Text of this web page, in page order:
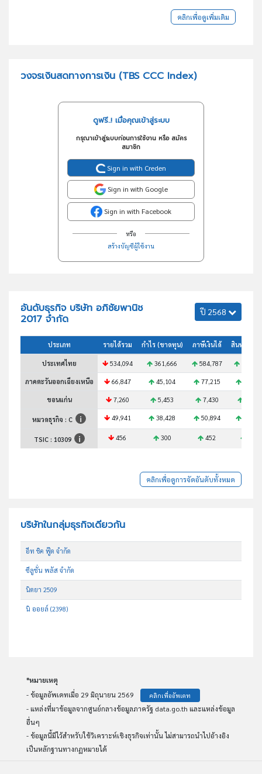
คลิกเพื่อดูเพิ่มเติม
วงจรเงินสดทางการเงิน (TBS CCC Index)
ดูฟรี..! เมื่อคุณเข้าสู่ระบบ
กรุณาเข้าสู่ระบบก่อนการใช้งาน หรือ สมัคร
สมาชิก
Sign in with Creden
Sign in with Google
Sign in with Facebook
หรือ
สร้างบัญชีผู้ใช้งาน
อันดับธุรกิจ บริษัท อภิชัยพานิช
2017 จำกัด
ปี 2568
ประเภท รายได้รวม กำไร (ขาดทุน) ภาษีเงินได้ สินทรัพย์ร
ประเทศไทย 534,094 361,666 584,787
ภาคตะวันออกเฉียงเหนือ 66,847 45,104 77,215
ขอนแก่น 7,260 5,453 7,430
หมวดธุรกิจ : C 49,941 38,428 50,894
TSIC : 10309 456 300 452
คลิกเพื่อดูการจัดอันดับทั้งหมด
บริษัทในกลุ่มธุรกิจเดียวกัน
อีท ชิค ฟู๊ด จำกัด
ซีลูชั่น พลัส จำกัด
นิตยา 2509
นิ ออยล์ (2398)
*หมายเหตุ
- ข้อมูลอัพเดทเมื่อ 29 มิถุนายน 2569
คลิกเพื่ออัพเดท
- แหล่งที่มาข้อมูลจากศูนย์กลางข้อมูลภาครัฐ data.go.th และแหล่งข้อมูล
อื่นๆ
- ข้อมูลนี้มีไว้สำหรับใช้วิเคราะห์เชิงธุรกิจเท่านั้น ไม่สามารถนำไปอ้างอิง
เป็นหลักฐานทางกฏหมายได้